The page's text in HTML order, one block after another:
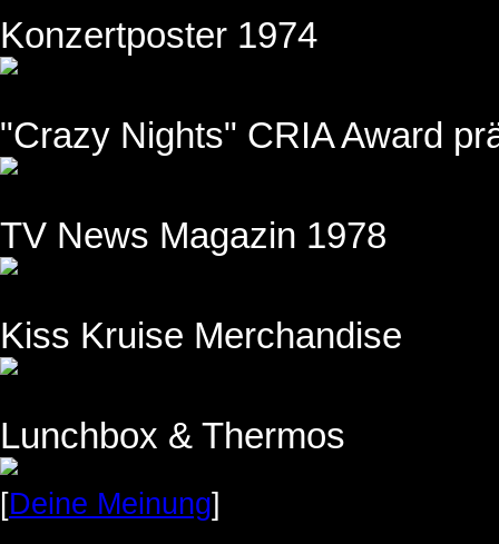
Konzertposter 1974
"Crazy Nights" CRIA Award
TV News Magazin 1978
Kiss Kruise Merchandise
Lunchbox & Thermos
[Deine Meinung]